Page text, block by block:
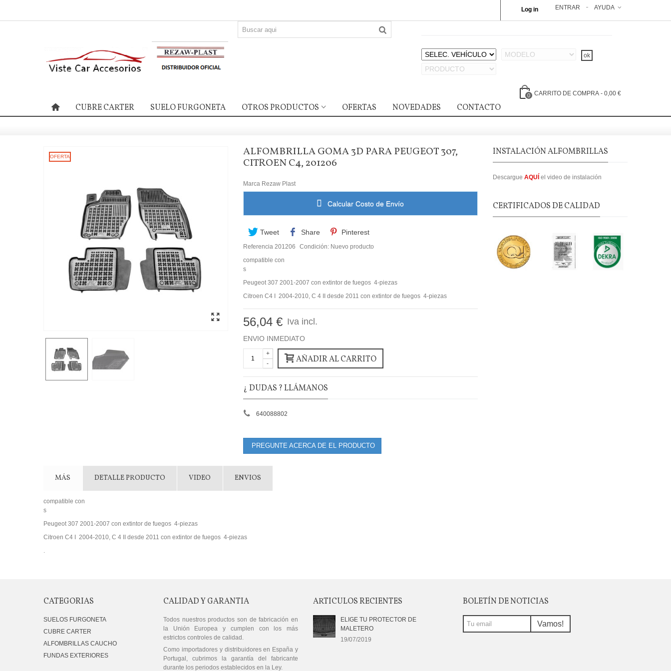
AYUDA
ENTRAR
Log in
0 CARRITO DE COMPRA - 0,00 €
CUBRE CARTER SUELO FURGONETA OTROS PRODUCTOS OFERTAS NOVEDADES CONTACTO
OFERTA
ALFOMBRILLA GOMA 3D PARA PEUGEOT 307,
CITROEN C4, 201206
Marca Rezaw Plast
Calcular Costo de Envío
Tweet Share Pinterest
Referencia 201206 Condición: Nuevo producto
compatible con
s
Peugeot 307 2001-2007 con extintor de fuegos 4-piezas
Citroen C4 I 2004-2010, C 4 II desde 2011 con extintor de fuegos 4-piezas
56,04 € Iva incl.
ENVIO INMEDIATO
-
+
AÑADIR AL CARRITO
¿ DUDAS ? LLÁMANOS
640088802
PREGUNTE ACERCA DE EL PRODUCTO
INSTALACIÓN ALFOMBRILLAS
Descargue AQUÍ el video de instalación
CERTIFICADOS DE CALIDAD
MÁS DETALLE PRODUCTO VIDEO ENVIOS
compatible con
s
Peugeot 307 2001-2007 con extintor de fuegos 4-piezas
Citroen C4 I 2004-2010, C 4 II desde 2011 con extintor de fuegos 4-piezas
.
CATEGORIAS
SUELOS FURGONETA
CUBRE CARTER
ALFOMBRILLAS CAUCHO
FUNDAS EXTERIORES
CALIDAD Y GARANTIA
Todos nuestros productos son de fabricación en
la Unión Europea y cumplen con los más
estrictos controles de calidad.
Como importadores y distribuidores en España y
Portugal, cubrimos la garantía del fabricante
durante los periodos establecidos en la Ley.
ARTICULOS RECIENTES
ELIGE TU PROTECTOR DE
MALETERO
19/07/2019
BOLETÍN DE NOTICIAS
Vamos!